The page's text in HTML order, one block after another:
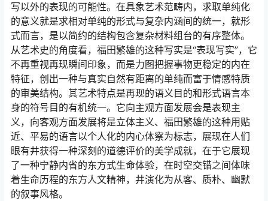
写以外的表现的可能性。在具象艺术范畴内，求取单纯化
的意义就是求相对单纯的形式与复杂内涵间的统一，就形
式而言，是以简约的结构包含复杂材料组台的有序整体。
从艺术史的角度看，福田繁雄的这种写实是“表现写实”，它
不再重视再现瞬间印象，而是力图把握事物更稳定的内在
特征，创出一种与真实自然有距离的单纯而富于情感特质
的审美结构。其艺术特点是再现的语义目的和形式语言本
身的符号目的有机统一。它向主观方面发展会是表现主
义，向客观方面发展将是立体主义、福田繁雄的这种用贴
近、平易的语言以个人化的内心体察为标志，展现在人们
眼有井获得一种深刻的道德评价的美学成就，在于它展现
了一种宁静内省的东方式生命体验，在时空交错之间体味
着生命历程的东方人文精神，井演化为从客、质朴、幽默
的叙事风格。